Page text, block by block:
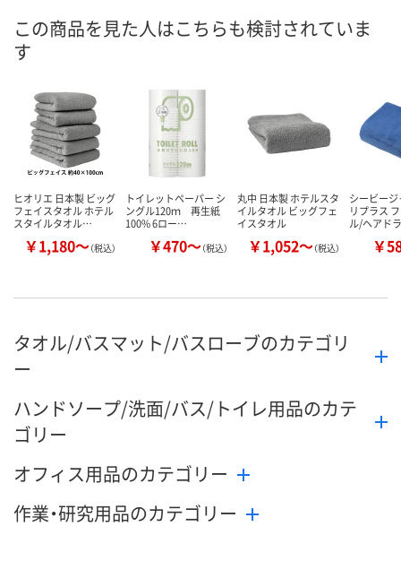
8月13日（木）
した
カ
この商品を見た人はこちらも検討されていま
す
ヒオリエ 日本製 ビッグ
フェイスタオル ホテル
スタイルタオル…
￥1,180～（税込）
トイレットペーパー シ
ングル120ｍ 再生紙
100% 6ロー…
￥470～（税込）
丸中 日本製 ホテルスタ
イルタオル ビッグフェ
イスタオル
￥1,052～（税込）
シービー
リプラス
ル/ヘアド
￥
タオル/バスマット/バスローブのカテゴリ
ー
ハンドソープ/洗面/バス/トイレ用品のカテ
ゴリー
オフィス用品のカテゴリー
作業・研究用品のカテゴリー